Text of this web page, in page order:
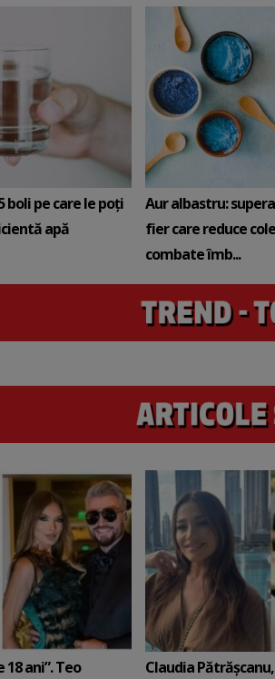
boli pe care le poți
apă
Aur albastru:
fier care reduce
combate îmb...
ani”. Teo
Claudia